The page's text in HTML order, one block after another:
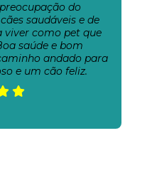
do
saudáveis e de
como pet que
saúde e bom
andado para
e um cão feliz.